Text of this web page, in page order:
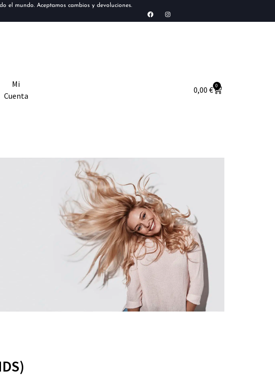
el mundo. Aceptamos cambios y devoluciones.
Mi
Cuenta
0,00 € 0